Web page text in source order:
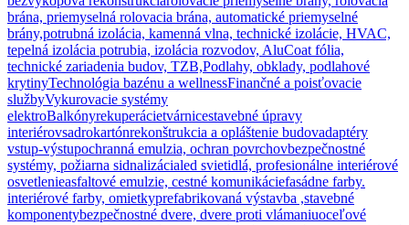
brána, priemyselná rolovacia brána, automatické priemyselné
brány,potrubná izolácia, kamenná vlna, technické izolácie, HVAC,
tepelná izolácia potrubia, izolácia rozvodov, AluCoat fólia,
technické zariadenia budov, TZB,Podlahy, obklady, podlahové
krytinyTechnológia bazénu a wellnessFinančné a poisťovacie
službyVykurovacie systémy
elektroBalkónyrekuperácietvárnicestavebné úpravy
interiérovsadrokartónrekonštrukcia a opláštenie budovadaptéry
vstup-výstupochranná emulzia, ochran povrchovbezpečnostné
systémy, požiarna sidnalizácialed svietidlá, profesionálne interiérové
osvetlenieasfaltové emulzie, cestné komunikáciefasádne farby.
interiérové farby, omietkyprefabrikovaná výstavba ,stavebné
komponentybezpečnostné dvere, dvere proti vlámaniuoceľové